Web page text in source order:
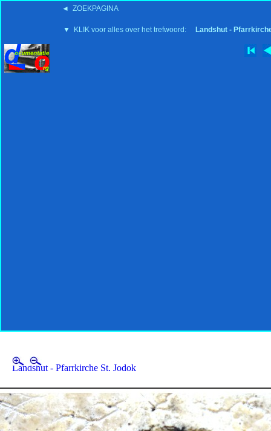
◄ ZOEKPAGINA
▼ KLIK voor alles over het trefwoord: Landshut -
Landshut - Pfarrkirche St. Jodok
'15:19 19-2-2008